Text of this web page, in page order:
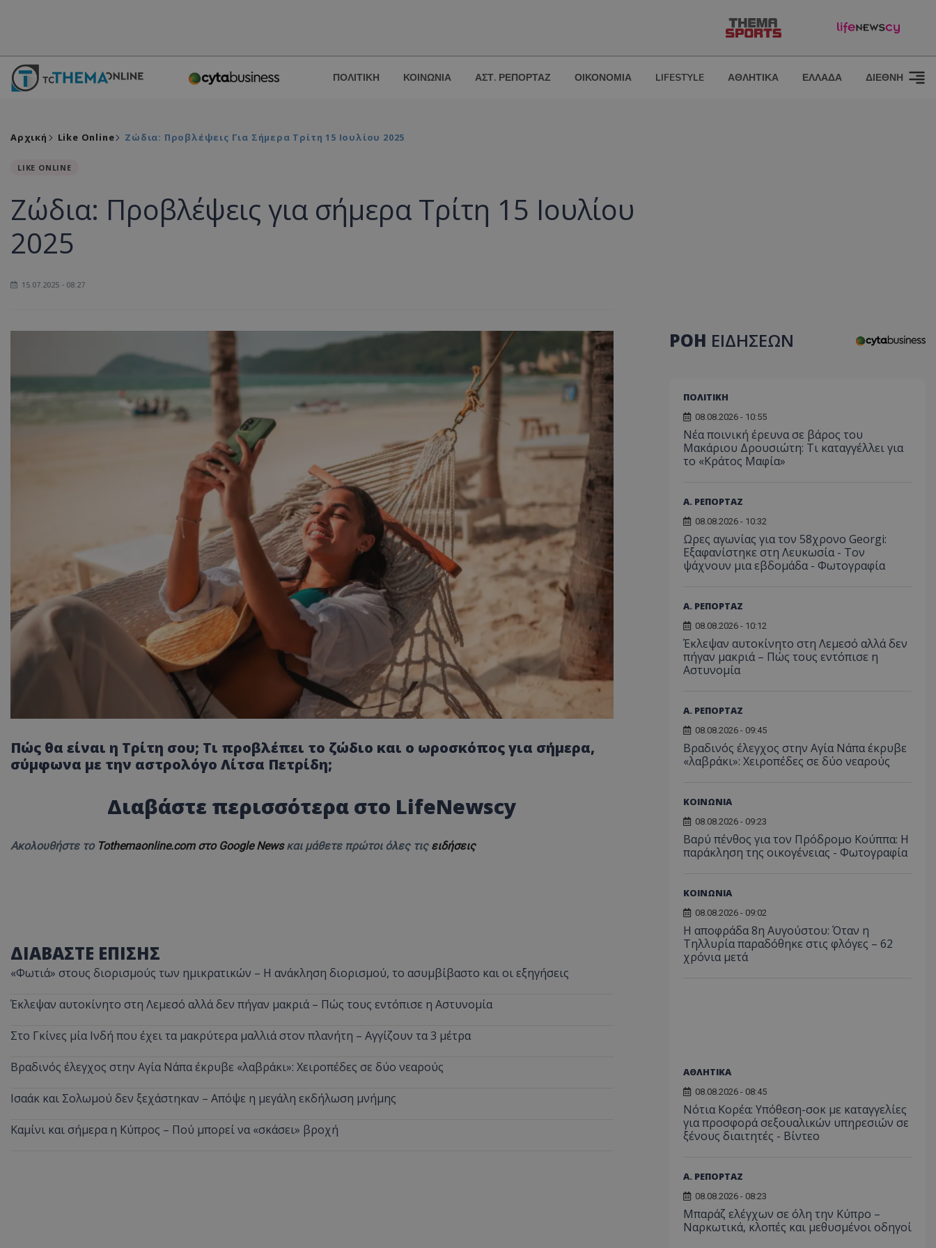
ΠΟΛΙΤΙΚΗ ΚΟΙΝΩΝΙΑ ΑΣΤ. ΡΕΠΟΡΤΑΖ ΟΙΚΟΝΟΜΙΑ LIFESTYLE ΑΘΛΗΤΙΚΑ ΕΛΛΑΔΑ ΔΙΕΘΝΗ
Αρχική Like Online Ζώδια: Προβλέψεις Για Σήμερα Τρίτη 15 Ιουλίου 2025
LIKE ONLINE
Ζώδια: Προβλέψεις για σήμερα Τρίτη 15 Ιουλίου
2025
15.07.2025 - 08:27
Πώς θα είναι η Τρίτη σου; Τι προβλέπει το ζώδιο και ο ωροσκόπος για σήμερα,
σύμφωνα με την αστρολόγο Λίτσα Πετρίδη;
Διαβάστε περισσότερα στο LifeNewscy
Ακολουθήστε το Tothemaonline.com στο Google Newsκαι μάθετε πρώτοι όλες τις ειδήσεις
ΔΙΑΒΑΣΤΕ ΕΠΙΣΗΣ
«Φωτιά» στους διορισμούς των ημικρατικών – Η ανάκληση διορισμού, το ασυμβίβαστο και οι εξηγήσεις
Έκλεψαν αυτοκίνητο στη Λεμεσό αλλά δεν πήγαν μακριά – Πώς τους εντόπισε η Αστυνομία
Στο Γκίνες μία Ινδή που έχει τα μακρύτερα μαλλιά στον πλανήτη – Αγγίζουν τα 3 μέτρα
Βραδινός έλεγχος στην Αγία Νάπα έκρυβε «λαβράκι»: Χειροπέδες σε δύο νεαρούς
Ισαάκ και Σολωμού δεν ξεχάστηκαν – Απόψε η μεγάλη εκδήλωση μνήμης
Καμίνι και σήμερα η Κύπρος – Πού μπορεί να «σκάσει» βροχή
ΡΟΗ ΕΙΔΗΣΕΩΝ
ΠΟΛΙΤΙΚΗ
08.08.2026 - 10:55
Νέα ποινική έρευνα σε βάρος του
Μακάριου Δρουσιώτη: Τι καταγγέλλει για
το «Κράτος Μαφία»
Α. ΡΕΠΟΡΤΑΖ
08.08.2026 - 10:32
Ωρες αγωνίας για τον 58χρονο Georgi:
Εξαφανίστηκε στη Λευκωσία - Toν
ψάχνουν μια εβδομάδα - Φωτογραφία
Α. ΡΕΠΟΡΤΑΖ
08.08.2026 - 10:12
Έκλεψαν αυτοκίνητο στη Λεμεσό αλλά δεν
πήγαν μακριά – Πώς τους εντόπισε η
Αστυνομία
Α. ΡΕΠΟΡΤΑΖ
08.08.2026 - 09:45
Βραδινός έλεγχος στην Αγία Νάπα έκρυβε
«λαβράκι»: Χειροπέδες σε δύο νεαρούς
ΚΟΙΝΩΝΙΑ
08.08.2026 - 09:23
Βαρύ πένθος για τον Πρόδρομο Κούππα: Η
παράκληση της οικογένειας - Φωτογραφία
ΚΟΙΝΩΝΙΑ
08.08.2026 - 09:02
Η αποφράδα 8η Αυγούστου: Όταν η
Τηλλυρία παραδόθηκε στις φλόγες – 62
χρόνια μετά
ΑΘΛΗΤΙΚΑ
08.08.2026 - 08:45
Νότια Κορέα: Υπόθεση-σοκ με καταγγελίες
για προσφορά σεξουαλικών υπηρεσιών σε
ξένους διαιτητές - Bίντεο
Α. ΡΕΠΟΡΤΑΖ
08.08.2026 - 08:23
Μπαράζ ελέγχων σε όλη την Κύπρο –
Ναρκωτικά, κλοπές και μεθυσμένοι οδηγοί